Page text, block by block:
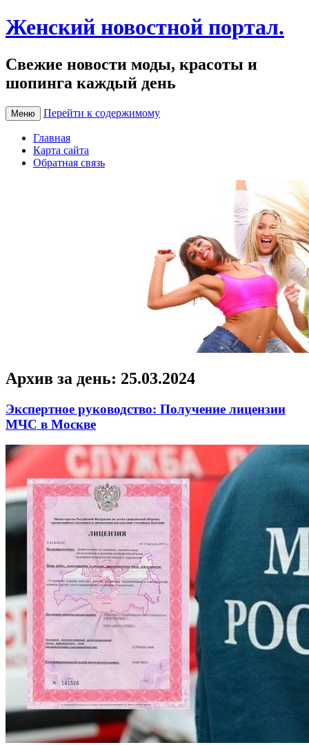
Женский новостной портал.
Свежие новости моды, красоты и
шопинга каждый день
Меню Перейти к содержимому
Главная
Карта сайта
Обратная связь
Архив за день: 25.03.2024
Экспертное руководство: Получение лицензии
МЧС в Москве